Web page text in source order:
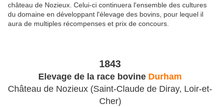
château de Nozieux. Celui-ci continuera l'ensemble des cultures
du domaine en développant l'élevage des bovins, pour lequel il
aura de multiples récompenses et prix de concours.
1843
Elevage de la race bovine Durham
Château de Nozieux (Saint-Claude de Diray, Loir-et-
Cher)